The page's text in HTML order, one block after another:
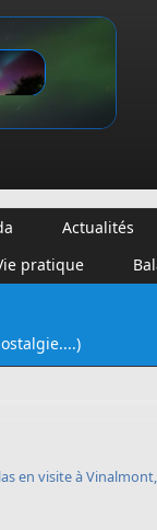
Actualités
pratique
en visite à